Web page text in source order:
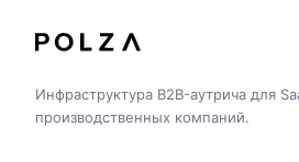
Инфраструктура B2B-аутрича для
производственных компаний.